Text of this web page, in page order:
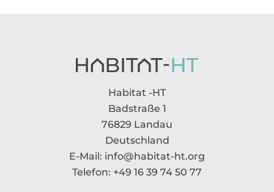
Habitat -HT
Badstraße 1
76829 Landau
Deutschland
E-Mail: info@habitat-ht.org
Telefon: +49 16 39 74 50 77